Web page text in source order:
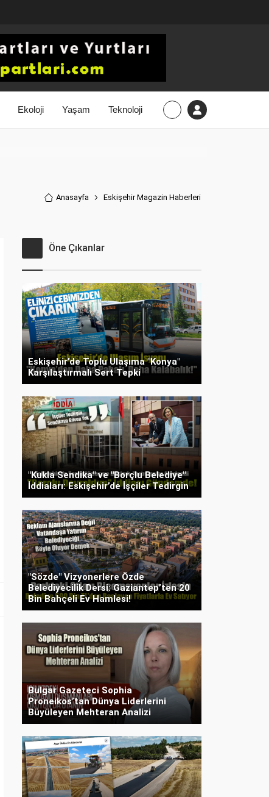
Ekoloji Yaşam Teknoloji
Anasayfa Eskişehir Magazin Haberleri
Öne Çıkanlar
Eskişehir’de Toplu Ulaşıma "Konya"
Karşılaştırmalı Sert Tepki
"Kukla Sendika" ve "Borçlu Belediye"
İddiaları: Eskişehir’de İşçiler Tedirgin
"Sözde" Vizyonerlere Özde
Belediyecilik Dersi: Gaziantep’ten 20
Bin Bahçeli Ev Hamlesi!
Bulgar Gazeteci Sophia
Proneikos’tan Dünya Liderlerini
Büyüleyen Mehteran Analizi